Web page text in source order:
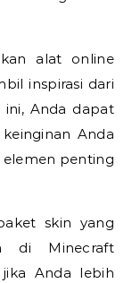
alat online
inspirasi dari
ini, Anda dapat
Anda
penting
skin yang
di Minecraft
Anda lebih